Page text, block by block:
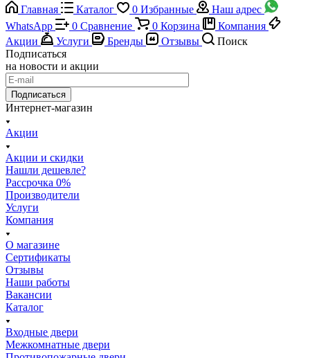
Главная
Каталог 0 Избранные
Наш адрес
WhatsApp
0 Сравнение 0 Корзина
Компания
Акции
Услуги Бренды Отзывы
Поиск
Подписаться
на новости и акции
Подписаться
Интернет-магазин
Акции
Акции и скидки
Нашли дешевле?
Рассрочка 0%
Производители
Услуги
Компания
О магазине
Сертификаты
Отзывы
Наши работы
Вакансии
Каталог
Входные двери
Межкомнатные двери